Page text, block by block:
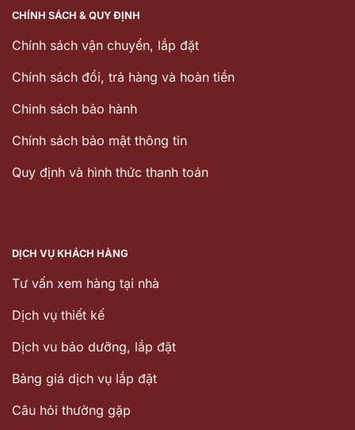
CHÍNH SÁCH & QUY ĐỊNH
Chính sách vận chuyển, lắp đặt
Chính sách đổi, trả hàng và hoàn tiền
Chinh sách bảo hành
Chính sách bảo mật thông tin
Quy định và hình thức thanh toán
DỊCH VỤ KHÁCH HÀNG
Tư vấn xem hàng tại nhà
Dịch vụ thiết kế
Dịch vu bảo dưỡng, lắp đặt
Bảng giá dịch vụ lắp đặt
Câu hỏi thường gặp